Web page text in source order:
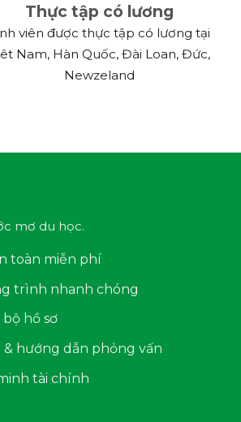
Thực tập có lương
viên được thực tập có lương tại
Nam, Hàn Quốc, Đài Loan, Đức,
Newzeland
mơ du học.
toàn miễn phí
trình nhanh chóng
hồ sơ
hướng dẫn phỏng vấn
tài chính